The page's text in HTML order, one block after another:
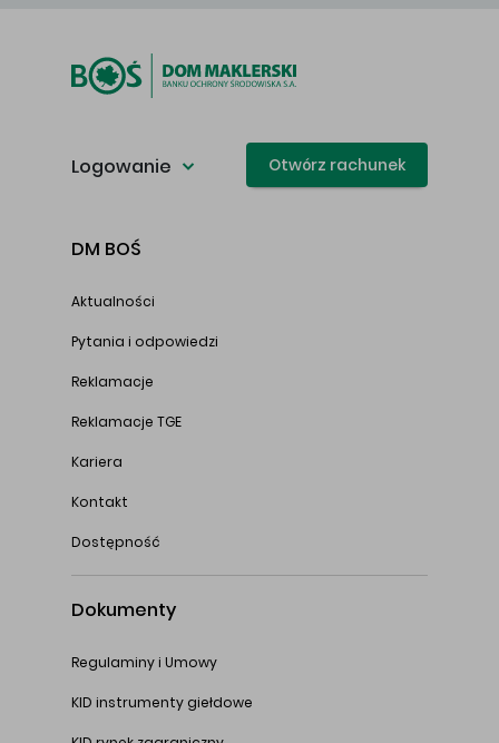
Logowanie Otwórz rachunek
DM BOŚ
Aktualności
Pytania i odpowiedzi
Reklamacje
Reklamacje TGE
Kariera
Kontakt
Dostępność
Dokumenty
Regulaminy i Umowy
KID instrumenty giełdowe